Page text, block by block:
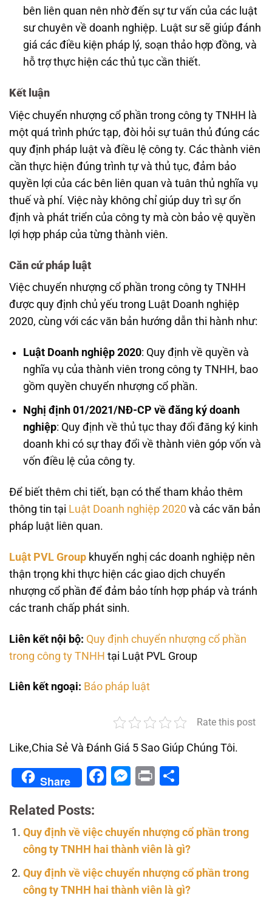
bên liên quan nên nhờ đến sự tư vấn của các luật
sư chuyên về doanh nghiệp. Luật sư sẽ giúp đánh
giá các điều kiện pháp lý, soạn thảo hợp đồng, và
hỗ trợ thực hiện các thủ tục cần thiết.
Kết luận
Việc chuyển nhượng cổ phần trong công ty TNHH là
một quá trình phức tạp, đòi hỏi sự tuân thủ đúng các
quy định pháp luật và điều lệ công ty. Các thành viên
cần thực hiện đúng trình tự và thủ tục, đảm bảo
quyền lợi của các bên liên quan và tuân thủ nghĩa vụ
thuế và phí. Việc này không chỉ giúp duy trì sự ổn
định và phát triển của công ty mà còn bảo vệ quyền
lợi hợp pháp của từng thành viên.
Căn cứ pháp luật
Việc chuyển nhượng cổ phần trong công ty TNHH
được quy định chủ yếu trong Luật Doanh nghiệp
2020, cùng với các văn bản hướng dẫn thi hành như:
Luật Doanh nghiệp 2020: Quy định về quyền và
nghĩa vụ của thành viên trong công ty TNHH, bao
gồm quyền chuyển nhượng cổ phần.
Nghị định 01/2021/NĐ-CP về đăng ký doanh
nghiệp: Quy định về thủ tục thay đổi đăng ký kinh
doanh khi có sự thay đổi về thành viên góp vốn và
vốn điều lệ của công ty.
Để biết thêm chi tiết, bạn có thể tham khảo thêm
thông tin tại Luật Doanh nghiệp 2020 và các văn bản
pháp luật liên quan.
Luật PVL Group khuyến nghị các doanh nghiệp nên
thận trọng khi thực hiện các giao dịch chuyển
nhượng cổ phần để đảm bảo tính hợp pháp và tránh
các tranh chấp phát sinh.
Liên kết nội bộ: Quy định chuyển nhượng cổ phần
trong công ty TNHH tại Luật PVL Group
Liên kết ngoại: Báo pháp luật
Rate this post
Like,Chia Sẻ Và Đánh Giá 5 Sao Giúp Chúng Tôi.
Share Facebook
Messenger
Print
Related Posts:
Quy định về việc chuyển nhượng cổ phần trong
công ty TNHH hai thành viên là gì?
Quy định về việc chuyển nhượng cổ phần trong
công ty TNHH hai thành viên là gì?